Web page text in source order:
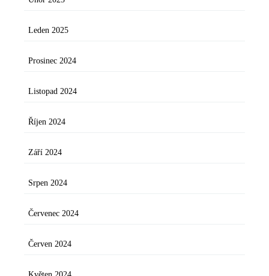
Leden 2025
Prosinec 2024
Listopad 2024
Říjen 2024
Září 2024
Srpen 2024
Červenec 2024
Červen 2024